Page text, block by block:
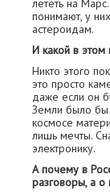
лететь на
понимают, у
астероидам.
И какой в этом
Никто этого
это просто
даже если он
Земли было бы
космосе
лишь мечты.
электронику.
А почему в
разговоры, а о